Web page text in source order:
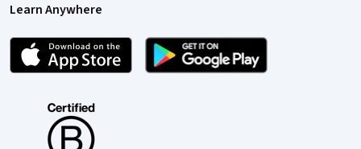
Learn Anywhere